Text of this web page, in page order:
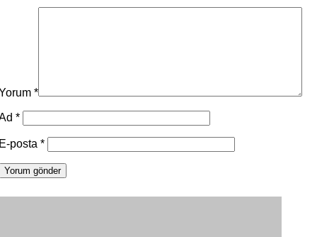
*
*
posta *